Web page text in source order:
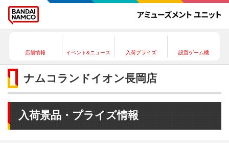
店舗情報 イベント&ニュース 入荷プライズ 設置ゲーム機
ナムコランドイオン長岡店
入荷景品・プライズ情報